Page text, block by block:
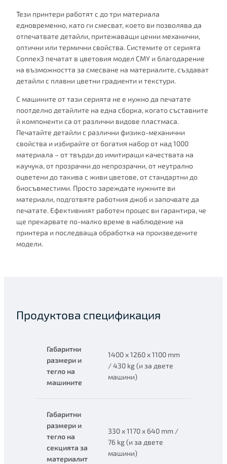
Тези принтери работят с до три материала
едновременно, като ги смесват, което ви позволява да
отпечатвате детайли, притежаващи ценни механични,
оптични или термични свойства. Системите от серията
Connex3 печатат в цветовия модел CMY и благодарение
на възможността за смесване на материалите, създават
детайли с плавни цветни градиенти и текстури.
С машините от тази серията не е нужно да печатате
поотделно детайлите на една сборка, когато съставните
й компоненти са от различни видове пластмаса.
Печатайте детайли с различни физико-механични
свойства и избирайте от богатия набор от над 1000
материала – от твърди до имитиращи качествата на
каучука, от прозрачни до непрозрачни, от неутрално
оцветени до такива с живи цветове, от стандартни до
биосъвместими. Просто зареждате нужните ви
материали, подготвяте работния джоб и започвате да
печатате. Ефективният работен процес ви гарантира, че
ще прекарвате по-малко време в наблюдение на
принтера и последваща обработка на произведените
модели.
Продуктова спецификация
Габаритни
размери и
тегло на
машините
1400 x 1260 x 1100 mm
/ 430 kg (и за двете
машини)
Габаритни
размери и
тегло на
секцията за
материалит
330 x 1170 x 640 mm /
76 kg (и за двете
машини)